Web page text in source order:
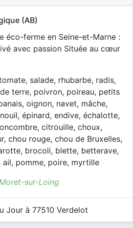
(AB)
éco-ferme en Seine-et-Marne :
avec passion Située au cœur
salade, rhubarbe, radis,
terre, poivron, poireau, petits
oignon, navet, mâche,
épinard, endive, échalotte,
citrouille, choux,
chou rouge, chou de Bruxelles,
brocoli, blette, betterave,
pomme, poire, myrtille
sur-Loing
Jour à 77510 Verdelot